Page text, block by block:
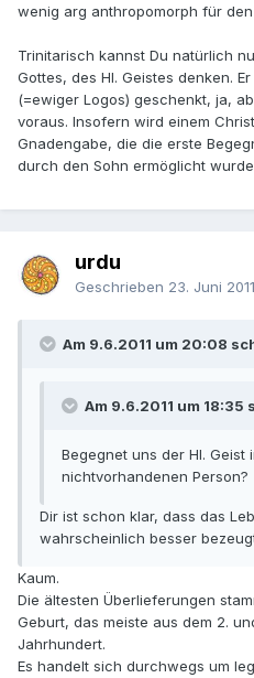
wenig arg anthropomorph für den
Trinitarisch kannst Du natürlich
Gottes, des Hl. Geistes denken.
(=ewiger Logos) geschenkt, ja,
voraus. Insofern wird einem
Gnadengabe, die die erste
durch den Sohn ermöglicht
urdu
Geschrieben 23. Juni 2011
Am 9.6.2011 um 20:08
Am 9.6.2011 um 18:35
Begegnet uns der Hl. Geist
nichtvorhandenen Person?
Dir ist schon klar, dass das
wahrscheinlich besser
Kaum.
Die ältesten Überlieferungen
Geburt, das meiste aus dem 2.
Jahrhundert.
Es handelt sich durchwegs um